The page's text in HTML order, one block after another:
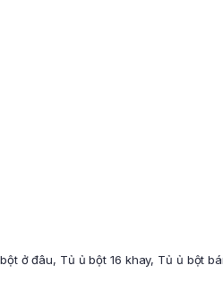
ở đâu, Tủ ủ bột 16 khay, Tủ ủ bột